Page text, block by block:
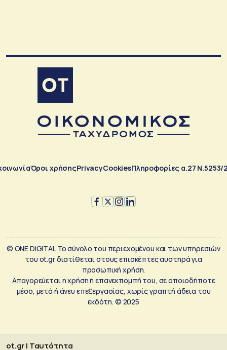
Όροι χρήσηςPrivacyCookiesΠληροφορίες α.27 Ν.5253/
© ONE DIGITAL Το σύνολο του περιεχομένου και των υπηρεσιών
του ot.gr διατίθεται στους επισκέπτες αυστηρά για
προσωπική χρήση.
Απαγορεύεται η χρήση ή επανεκπομπή του, σε οποιοδήποτε
μέσο, μετά ή άνευ επεξεργασίας, χωρίς γραπτή άδεια του
εκδότη. © 2025
ot.gr | Ταυτότητα